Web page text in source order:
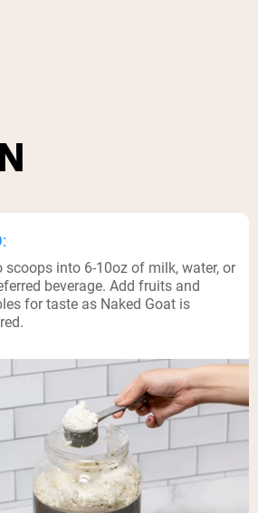
scoops into 6-10oz of milk, water, or
beverage. Add fruits and
for taste as Naked Goat is